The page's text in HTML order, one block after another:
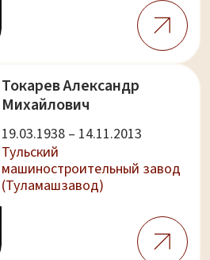
Токарев Александр
Михайлович
19.03.1938 – 14.11.2013
Тульский
машиностроительный завод
(Туламашзавод)